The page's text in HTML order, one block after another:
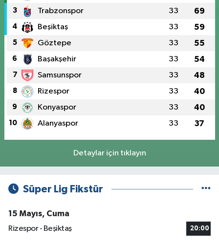
3 Trabzonspor 33 69
4 Beşiktaş 33 59
5 Göztepe 33 55
6 Başakşehir 33 54
7 Samsunspor 33 48
8 Rizespor 33 40
9 Konyaspor 33 40
10 Alanyaspor 33 37
Detaylar için tıklayın
Süper Lig Fikstür
15 Mayıs, Cuma
Rizespor - Beşiktaş
20:00